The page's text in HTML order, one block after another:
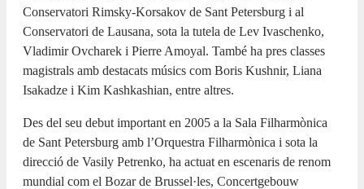
Conservatori Rimsky-Korsakov de Sant Petersburg i al
Conservatori de Lausana, sota la tutela de Lev Ivaschenko,
Vladimir Ovcharek i Pierre Amoyal. També ha pres classes
magistrals amb destacats músics com Boris Kushnir, Liana
Isakadze i Kim Kashkashian, entre altres.
Des del seu debut important en 2005 a la Sala Filharmònica
de Sant Petersburg amb l’Orquestra Filharmònica i sota la
direcció de Vasily Petrenko, ha actuat en escenaris de renom
mundial com el Bozar de Brussel·les, Concertgebouw